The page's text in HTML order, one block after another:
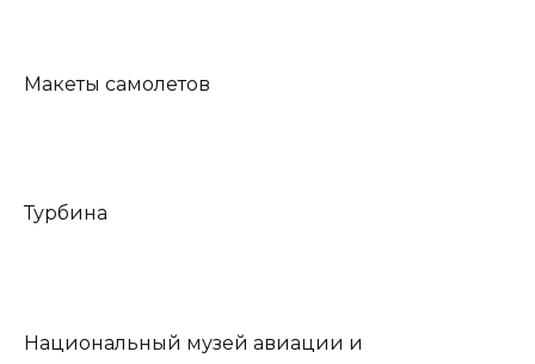
Макеты самолетов
Турбина
Национальный музей авиации и